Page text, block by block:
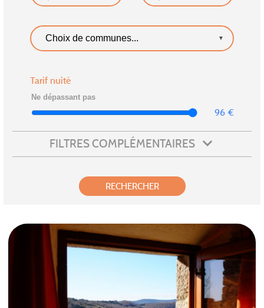
▼
Tarif nuité
96 €
FILTRES COMPLÉMENTAIRES